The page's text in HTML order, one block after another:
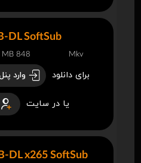
برای دانلود وارد
یا در سایت
DL SoftSub
848 MB Mkv
DL x265 SoftSub